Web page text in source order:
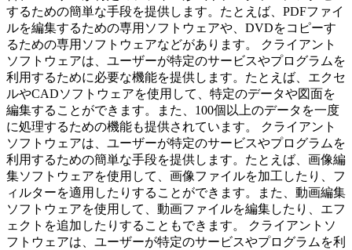
するための簡単な手段を提供します。たとえば、PDFファイ
ルを編集するための専用ソフトウェアや、DVDをコピーす
るための専用ソフトウェアなどがあります。 クライアント
ソフトウェアは、ユーザーが特定のサービスやプログラムを
利用するために必要な機能を提供します。たとえば、エクセ
ルやCADソフトウェアを使用して、特定のデータや図面を
編集することができます。また、100個以上のデータを一度
に処理するための機能も提供されています。 クライアント
ソフトウェアは、ユーザーが特定のサービスやプログラムを
利用するための簡単な手段を提供します。たとえば、画像編
集ソフトウェアを使用して、画像ファイルを加工したり、フ
ィルターを適用したりすることができます。また、動画編集
ソフトウェアを使用して、動画ファイルを編集したり、エフ
ェクトを追加したりすることもできます。 クライアントソ
フトウェアは、ユーザーが特定のサービスやプログラムを利